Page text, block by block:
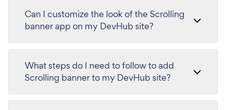
Can I customize the look of the Scrolling
banner app on my DevHub site?
What steps do I need to follow to add
Scrolling banner to my DevHub site?